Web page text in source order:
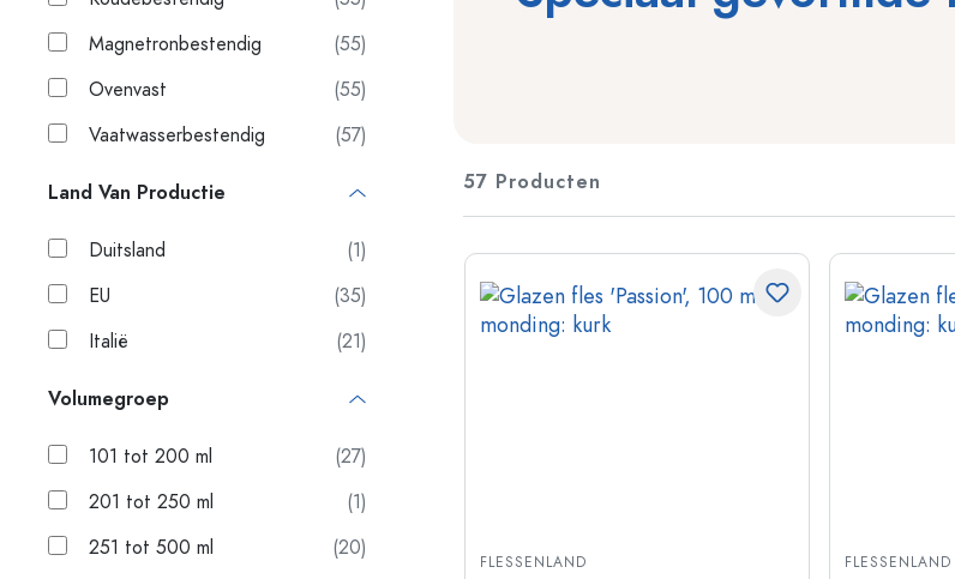
Accessoires
Merken
Nieuwigheden
Flessen per toepassing
Azijn- en olieflessen
Bierflesjes
Medicijnflesjes
Flessen per vorm
Apothekers flessen
Flessen met lange hals
Flessen per materiaal
Plastic flessen
Magnetronbestendig
(55)
Ovenvast
(55)
Vaatwasserbestendig
(57)
Land Van Productie
Duitsland
(1)
EU
(35)
Italië
(21)
Volumegroep
101 tot 200 ml
(27)
201 tot 250 ml
(1)
251 tot 500 ml
(20)
57 Producten
FLESSENLAND FLESSENLAND